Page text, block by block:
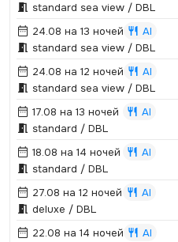
standard sea view / DBL
24.08 на 13 ночей
AI
standard sea view / DBL
24.08 на 12 ночей
AI
standard sea view / DBL
17.08 на 13 ночей
AI
standard / DBL
18.08 на 14 ночей
AI
standard / DBL
27.08 на 12 ночей
AI
deluxe / DBL
22.08 на 14 ночей
AI